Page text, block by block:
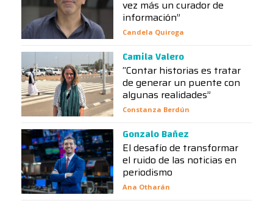
vez más un curador de
información”
Candela Quiroga
Camila Valero
“Contar historias es tratar
de generar un puente con
algunas realidades”
Constanza Berdún
Gonzalo Bañez
El desafío de transformar
el ruido de las noticias en
periodismo
Ana Otharán